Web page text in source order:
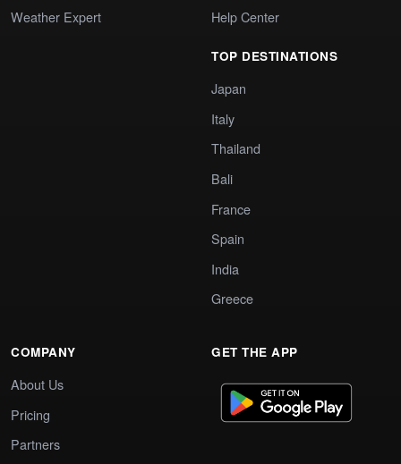
Weather Expert
Help Center
TOP DESTINATIONS
Japan
Italy
Thailand
Bali
France
Spain
India
Greece
COMPANY
About Us
Pricing
Partners
GET THE APP